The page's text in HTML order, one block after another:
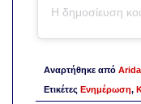
Αναρτήθηκε από
Ετικέτες Ενημέρωση,